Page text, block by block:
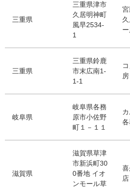
三重県
三重県津市
久居明神町
風早2534-
1
三重県
三重県鈴鹿
市末広南1-
1-1
岐阜県
岐阜県各務
原市小佐野
町１－１１
滋賀県
滋賀県草津
市新浜町30
0番地 イオ
ンモール草